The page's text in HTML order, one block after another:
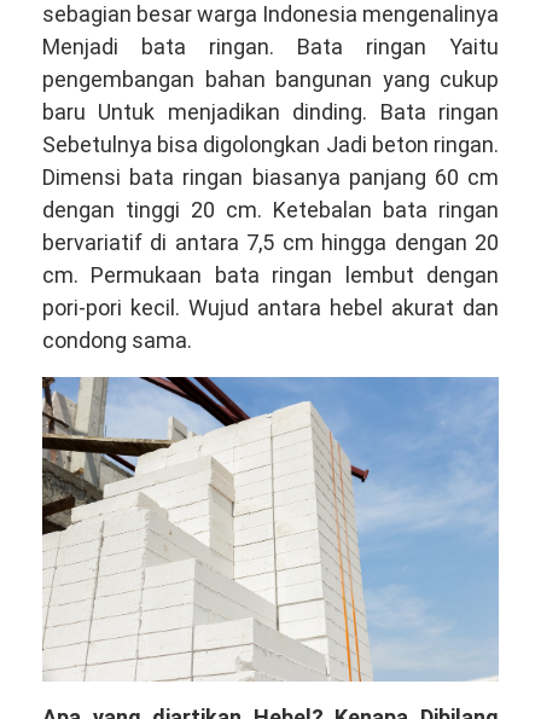
sebagian besar warga Indonesia mengenalinya
Menjadi bata ringan. Bata ringan Yaitu
pengembangan bahan bangunan yang cukup
baru Untuk menjadikan dinding. Bata ringan
Sebetulnya bisa digolongkan Jadi beton ringan.
Dimensi bata ringan biasanya panjang 60 cm
dengan tinggi 20 cm. Ketebalan bata ringan
bervariatif di antara 7,5 cm hingga dengan 20
cm. Permukaan bata ringan lembut dengan
pori-pori kecil. Wujud antara hebel akurat dan
condong sama.